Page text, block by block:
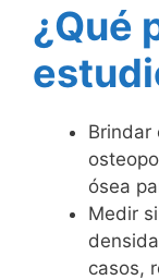
¿Qué
Brindar
ósea
Medir
casos,